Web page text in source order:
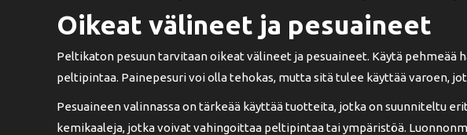
Oikeat välineet ja pesuaineet
Peltikaton pesuun tarvitaan oikeat välineet ja pesuaineet. Käytä pehmeää
peltipintaa. Painepesuri voi olla tehokas, mutta sitä tulee käyttää varoen,
Pesuaineen valinnassa on tärkeää käyttää tuotteita, jotka on suunniteltu
kemikaaleja, jotka voivat vahingoittaa peltipintaa tai ympäristöä.